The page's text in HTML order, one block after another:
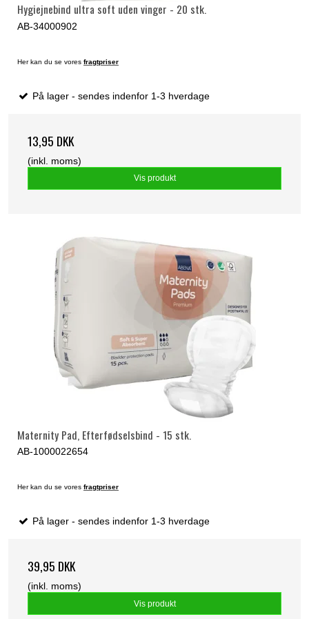
Hygiejnebind ultra soft uden vinger - 20 stk.
AB-34000902
Her kan du se vores fragtpriser
På lager - sendes indenfor 1-3 hverdage
13,95 DKK
(inkl. moms)
Vis produkt
Maternity Pad, Efterfødselsbind - 15 stk.
AB-1000022654
Her kan du se vores fragtpriser
På lager - sendes indenfor 1-3 hverdage
39,95 DKK
(inkl. moms)
Vis produkt